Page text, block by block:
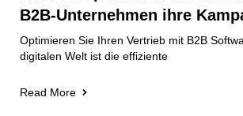
B2B-Unternehmen ihre
Optimieren Sie Ihren Vertrieb mit B2B
digitalen Welt ist die effiziente
Read More